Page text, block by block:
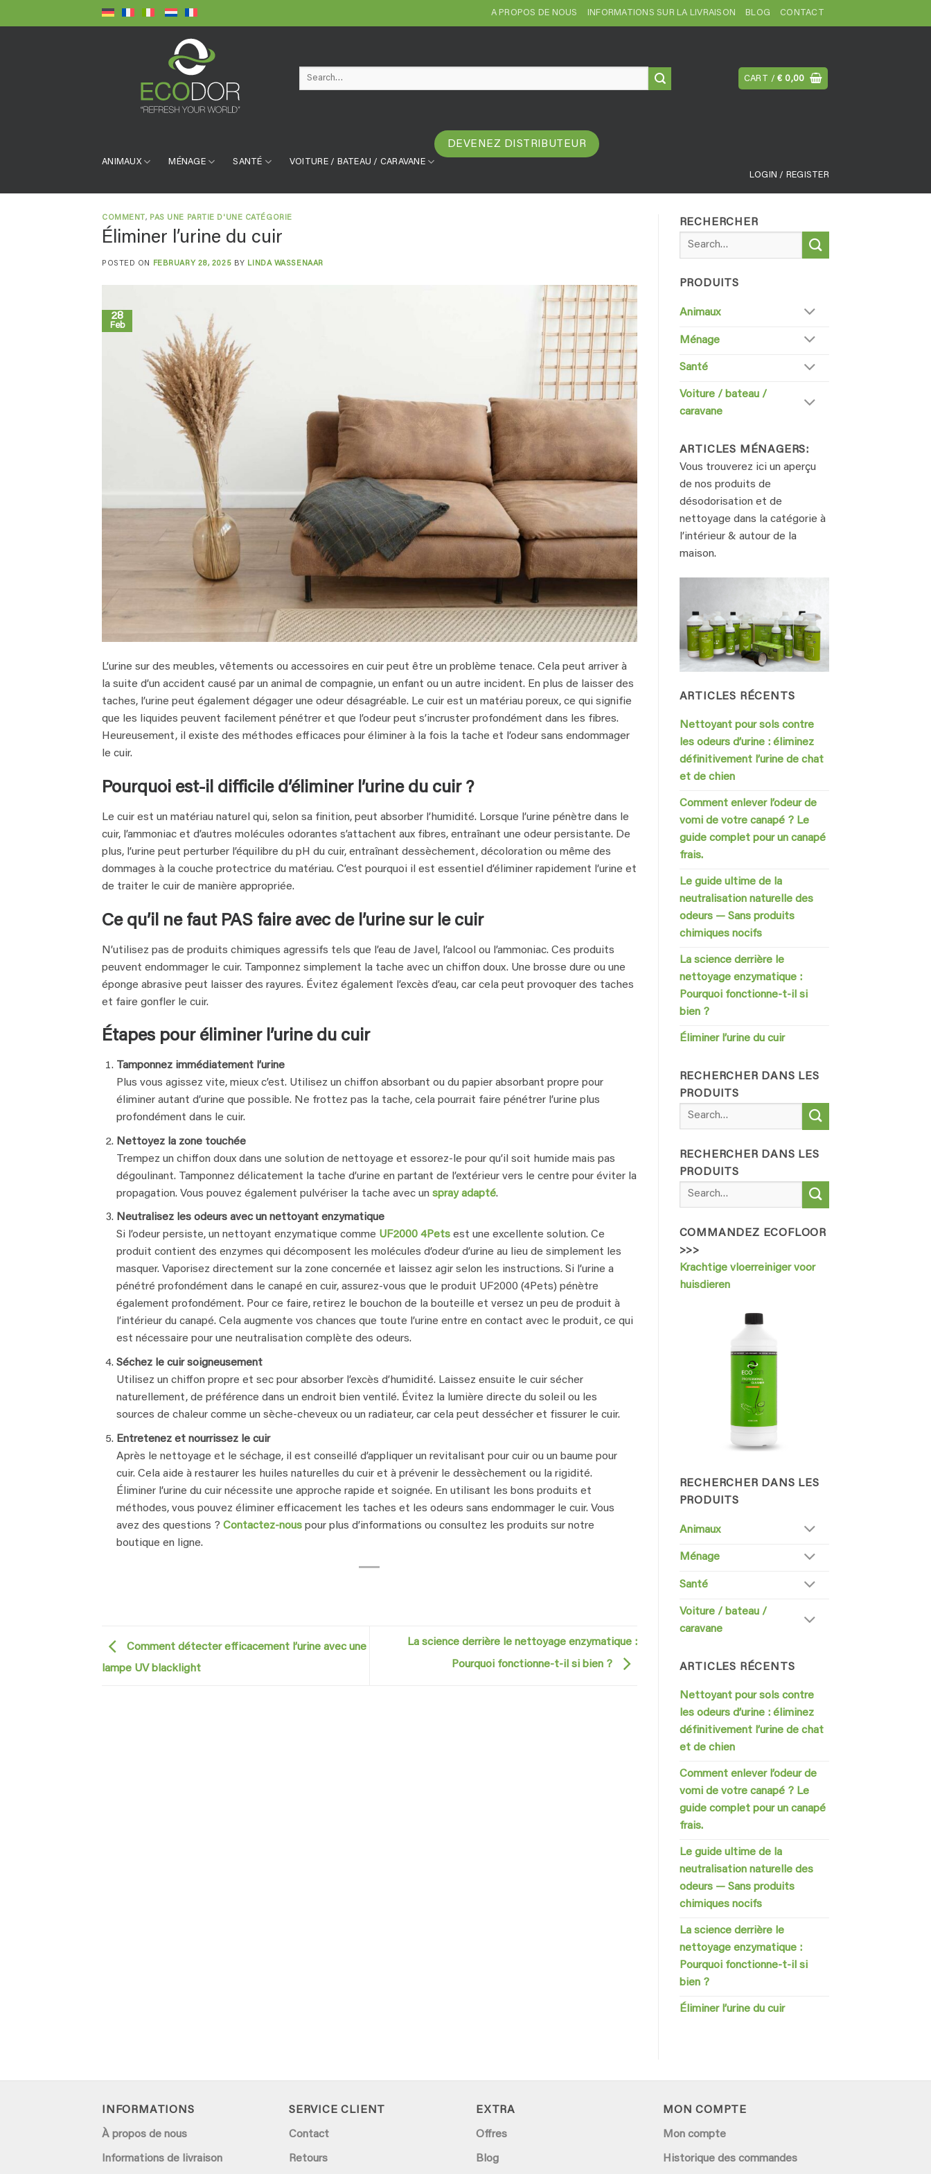
to
A PROPOS DE NOUS INFORMATIONS SUR LA LIVRAISON BLOG CONTACT
Search
CART /€ 0,00
ANIMAUX MÉNAGE SANTÉ VOITURE / BATEAU / CARAVANE
DEVENEZ DISTRIBUTEUR
LOGIN / REGISTER
COMMENT , PAS UNE PARTIE D'UNE CATÉGORIE
Éliminer l’urine du cuir
POSTED ON FEBRUARY 28, 2025 BY LINDA WASSENAAR
28
Feb
L’urine sur des meubles, vêtements ou accessoires en cuir peut être un problème tenace. Cela peut arriver à
la suite d’un accident causé par un animal de compagnie, un enfant ou un autre incident. En plus de laisser des
taches, l’urine peut également dégager une odeur désagréable. Le cuir est un matériau poreux, ce qui signifie
que les liquides peuvent facilement pénétrer et que l’odeur peut s’incruster profondément dans les fibres.
Heureusement, il existe des méthodes efficaces pour éliminer à la fois la tache et l’odeur sans endommager
le cuir.
Pourquoi est-il difficile d’éliminer l’urine du cuir ?
Le cuir est un matériau naturel qui, selon sa finition, peut absorber l’humidité. Lorsque l’urine pénètre dans le
cuir, l’ammoniac et d’autres molécules odorantes s’attachent aux fibres, entraînant une odeur persistante. De
plus, l’urine peut perturber l’équilibre du pH du cuir, entraînant dessèchement, décoloration ou même des
dommages à la couche protectrice du matériau. C’est pourquoi il est essentiel d’éliminer rapidement l’urine et
de traiter le cuir de manière appropriée.
Ce qu’il ne faut PAS faire avec de l’urine sur le cuir
N’utilisez pas de produits chimiques agressifs tels que l’eau de Javel, l’alcool ou l’ammoniac. Ces produits
peuvent endommager le cuir. Tamponnez simplement la tache avec un chiffon doux. Une brosse dure ou une
éponge abrasive peut laisser des rayures. Évitez également l’excès d’eau, car cela peut provoquer des taches
et faire gonfler le cuir.
Étapes pour éliminer l’urine du cuir
Tamponnez immédiatement l’urine
Plus vous agissez vite, mieux c’est. Utilisez un chiffon absorbant ou du papier absorbant propre pour
éliminer autant d’urine que possible. Ne frottez pas la tache, cela pourrait faire pénétrer l’urine plus
profondément dans le cuir.
Nettoyez la zone touchée
Trempez un chiffon doux dans une solution de nettoyage et essorez-le pour qu’il soit humide mais pas
dégoulinant. Tamponnez délicatement la tache d’urine en partant de l’extérieur vers le centre pour éviter la
propagation. Vous pouvez également pulvériser la tache avec un spray adapté.
Neutralisez les odeurs avec un nettoyant enzymatique
Si l’odeur persiste, un nettoyant enzymatique comme UF2000 4Petsest une excellente solution. Ce
produit contient des enzymes qui décomposent les molécules d’odeur d’urine au lieu de simplement les
masquer. Vaporisez directement sur la zone concernée et laissez agir selon les instructions. Si l’urine a
pénétré profondément dans le canapé en cuir, assurez-vous que le produit UF2000 (4Pets) pénètre
également profondément. Pour ce faire, retirez le bouchon de la bouteille et versez un peu de produit à
l’intérieur du canapé. Cela augmente vos chances que toute l’urine entre en contact avec le produit, ce qui
est nécessaire pour une neutralisation complète des odeurs.
Séchez le cuir soigneusement
Utilisez un chiffon propre et sec pour absorber l’excès d’humidité. Laissez ensuite le cuir sécher
naturellement, de préférence dans un endroit bien ventilé. Évitez la lumière directe du soleil ou les
sources de chaleur comme un sèche-cheveux ou un radiateur, car cela peut dessécher et fissurer le cuir.
Entretenez et nourrissez le cuir
Après le nettoyage et le séchage, il est conseillé d’appliquer un revitalisant pour cuir ou un baume pour
cuir. Cela aide à restaurer les huiles naturelles du cuir et à prévenir le dessèchement ou la rigidité.
Éliminer l’urine du cuir nécessite une approche rapide et soignée. En utilisant les bons produits et
méthodes, vous pouvez éliminer efficacement les taches et les odeurs sans endommager le cuir. Vous
avez des questions ? Contactez-nouspour plus d’informations ou consultez les produits sur notre
boutique en ligne.
Comment détecter efficacement l’urine avec une
lampe UV blacklight
La science derrière le nettoyage enzymatique :
Pourquoi fonctionne-t-il si bien ?
RECHERCHER
Search
PRODUITS
Animaux
Ménage
Santé
Voiture / bateau /
caravane
ARTICLES MÉNAGERS:
Vous trouverez ici un aperçu
de nos produits de
désodorisation et de
nettoyage dans la catégorie à
l’intérieur & autour de la
maison.
ARTICLES RÉCENTS
Nettoyant pour sols contre
les odeurs d’urine : éliminez
définitivement l’urine de chat
et de chien
Comment enlever l’odeur de
vomi de votre canapé ? Le
guide complet pour un canapé
frais.
Le guide ultime de la
neutralisation naturelle des
odeurs — Sans produits
chimiques nocifs
La science derrière le
nettoyage enzymatique :
Pourquoi fonctionne-t-il si
bien ?
Éliminer l’urine du cuir
RECHERCHER DANS LES
PRODUITS
Search
RECHERCHER DANS LES
PRODUITS
Search
COMMANDEZ ECOFLOOR
>>>
Krachtige vloerreiniger voor
huisdieren
RECHERCHER DANS LES
PRODUITS
Animaux
Ménage
Santé
Voiture / bateau /
caravane
ARTICLES RÉCENTS
Nettoyant pour sols contre
les odeurs d’urine : éliminez
définitivement l’urine de chat
et de chien
Comment enlever l’odeur de
vomi de votre canapé ? Le
guide complet pour un canapé
frais.
Le guide ultime de la
neutralisation naturelle des
odeurs — Sans produits
chimiques nocifs
La science derrière le
nettoyage enzymatique :
Pourquoi fonctionne-t-il si
bien ?
Éliminer l’urine du cuir
INFORMATIONS
À propos de nous
Informations de livraison
SERVICE CLIENT
Contact
Retours
EXTRA
Offres
Blog
MON COMPTE
Mon compte
Historique des commandes